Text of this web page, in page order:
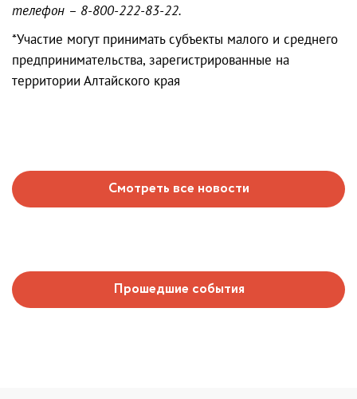
телефон – 8-800-222-83-22.
*Участие могут принимать субъекты малого и среднего
предпринимательства, зарегистрированные на
территории Алтайского края
Смотреть все новости
Прошедшие события